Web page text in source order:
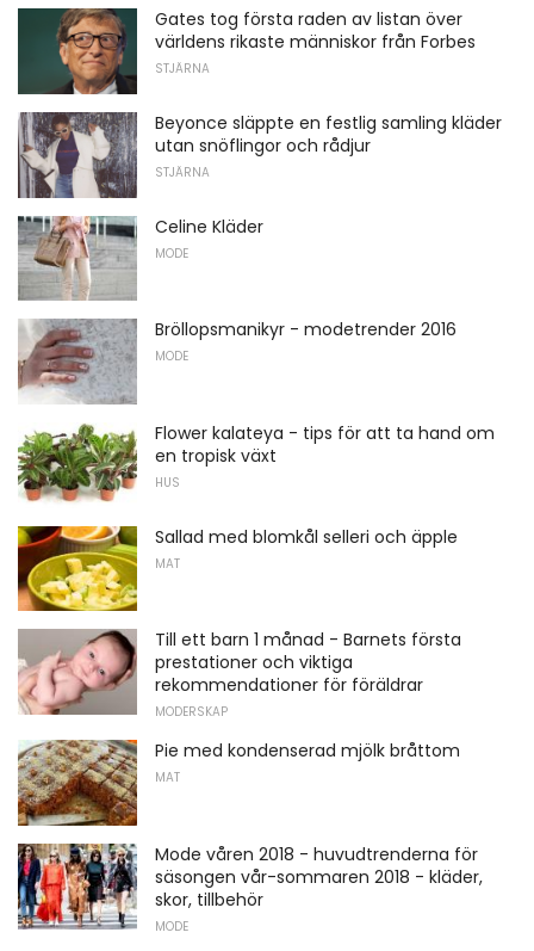
Gates tog första raden av listan över
världens rikaste människor från Forbes
STJÄRNA
Beyonce släppte en festlig samling kläder
utan snöflingor och rådjur
STJÄRNA
Celine Kläder
MODE
Bröllopsmanikyr - modetrender 2016
MODE
Flower kalateya - tips för att ta hand om
en tropisk växt
HUS
Sallad med blomkål selleri och äpple
MAT
Till ett barn 1 månad - Barnets första
prestationer och viktiga
rekommendationer för föräldrar
MODERSKAP
Pie med kondenserad mjölk bråttom
MAT
Mode våren 2018 - huvudtrenderna för
säsongen vår-sommaren 2018 - kläder,
skor, tillbehör
MODE